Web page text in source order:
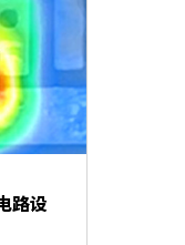
路设